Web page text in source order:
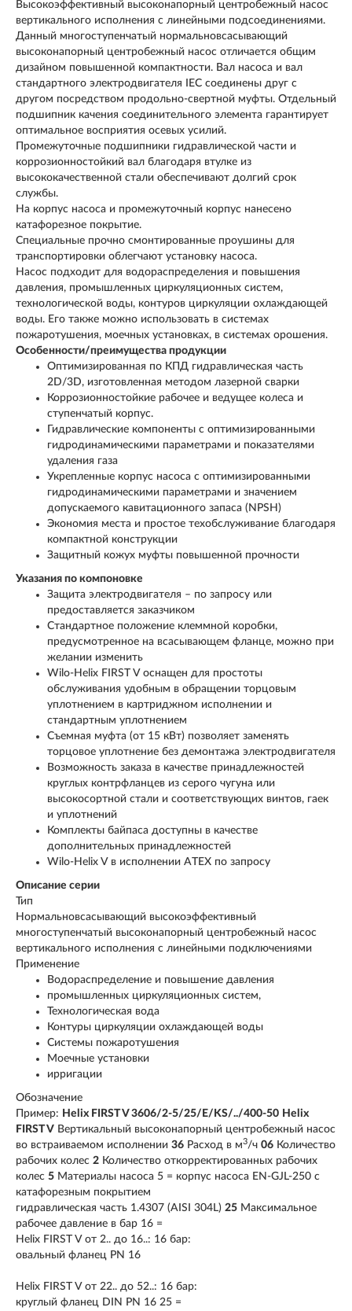
Высокоэффективный высоконапорный центробежный насос
вертикального исполнения с линейными подсоединениями.
Данный многоступенчатый нормальновсасывающий
высоконапорный центробежный насос отличается общим
дизайном повышенной компактности. Вал насоса и вал
стандартного электродвигателя IEC соединены друг с
другом посредством продольно-свертной муфты. Отдельный
подшипник качения соединительного элемента гарантирует
оптимальное восприятия осевых усилий.
Промежуточные подшипники гидравлической части и
коррозионностойкий вал благодаря втулке из
высококачественной стали обеспечивают долгий срок
службы.
На корпус насоса и промежуточный корпус нанесено
катафорезное покрытие.
Специальные прочно смонтированные проушины для
транспортировки облегчают установку насоса.
Насос подходит для водораспределения и повышения
давления, промышленных циркуляционных систем,
технологической воды, контуров циркуляции охлаждающей
воды. Его также можно использовать в системах
пожаротушения, моечных установках, в системах орошения.
Особенности/преимущества продукции
Оптимизированная по КПД гидравлическая часть
2D/3D, изготовленная методом лазерной сварки
Коррозионностойкие рабочее и ведущее колеса и
ступенчатый корпус.
Гидравлические компоненты с оптимизированными
гидродинамическими параметрами и показателями
удаления газа
Укрепленные корпус насоса с оптимизированными
гидродинамическими параметрами и значением
допускаемого кавитационного запаса (NPSH)
Экономия места и простое техобслуживание благодаря
компактной конструкции
Защитный кожух муфты повышенной прочности
Указания по компоновке
Защита электродвигателя – по запросу или
предоставляется заказчиком
Стандартное положение клеммной коробки,
предусмотренное на всасывающем фланце, можно при
желании изменить
Wilo-Helix FIRST V оснащен для простоты
обслуживания удобным в обращении торцовым
уплотнением в картриджном исполнении и
стандартным уплотнением
Съемная муфта (от 15 кВт) позволяет заменять
торцовое уплотнение без демонтажа электродвигателя
Возможность заказа в качестве принадлежностей
круглых контрфланцев из серого чугуна или
высокосортной стали и соответствующих винтов, гаек
и уплотнений
Комплекты байпаса доступны в качестве
дополнительных принадлежностей
Wilo-Helix V в исполнении ATEX по запросу
Описание серии
Тип
Нормальновсасывающий высокоэффективный
многоступенчатый высоконапорный центробежный насос
вертикального исполнения с линейными подключениями
Применение
Водораспределение и повышение давления
промышленных циркуляционных систем,
Технологическая вода
Контуры циркуляции охлаждающей воды
Системы пожаротушения
Моечные установки
ирригации
Обозначение
Пример: Helix FIRST V 3606/2-5/25/E/KS/../400-50 Helix
FIRST V Вертикальный высоконапорный центробежный насос
во встраиваемом исполнении 36 Расход в м3/ч 06 Количество
рабочих колес 2 Количество откорректированных рабочих
колес 5 Материалы насоса 5 = корпус насоса EN-GJL-250 с
катафорезным покрытием
гидравлическая часть 1.4307 (AISI 304L) 25 Максимальное
рабочее давление в бар 16 =
Helix FIRST V от 2.. до 16..: 16 бар:
овальный фланец PN 16
Helix FIRST V от 22.. до 52..: 16 бар:
круглый фланец DIN PN 16 25 =